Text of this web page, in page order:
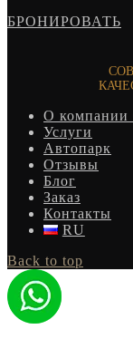
БРОНИРОВАТЬ
О компании
Услуги
Автопарк
Отзывы
Блог
Заказ
Контакты
RU
Back to top